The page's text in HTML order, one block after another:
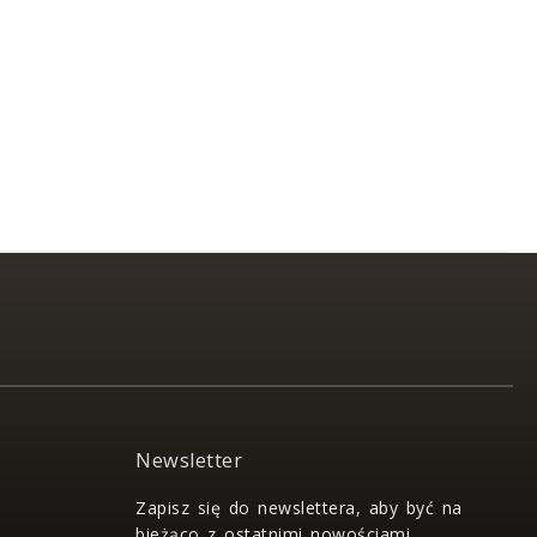
Newsletter
Zapisz się do newslettera, aby być na